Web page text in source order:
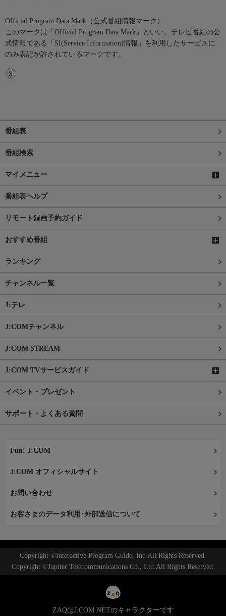
Official Program Data Mark（公式番組情報マーク）
このマークは「Official Program Data Mark」といい、テレビ番組の公
式情報である「SI(Service Information)情報」を利用したサービスに
のみ表記が許されているマークです。
番組表
番組検索
マイメニュー
番組表ヘルプ
リモート録画予約ガイド
おすすめ番組
ランキング
チャンネル一覧
J:テレ
J:COMチャンネル
J:COM STREAM
J:COM TVサービスガイド
イベント・プレゼント
サポート・よくある質問
Fun! J:COM
J:COM オフィシャルサイト
お問い合わせ
お客さまのデータ利用･外部送信について
Copyright ©Interactive Program Guide, Inc.All Rights Reserved.
Copyright ©Jupiter Telecommunications Co., Ltd.All Rights Reserved.
ZAQはJ:COM NETのキャラクターです